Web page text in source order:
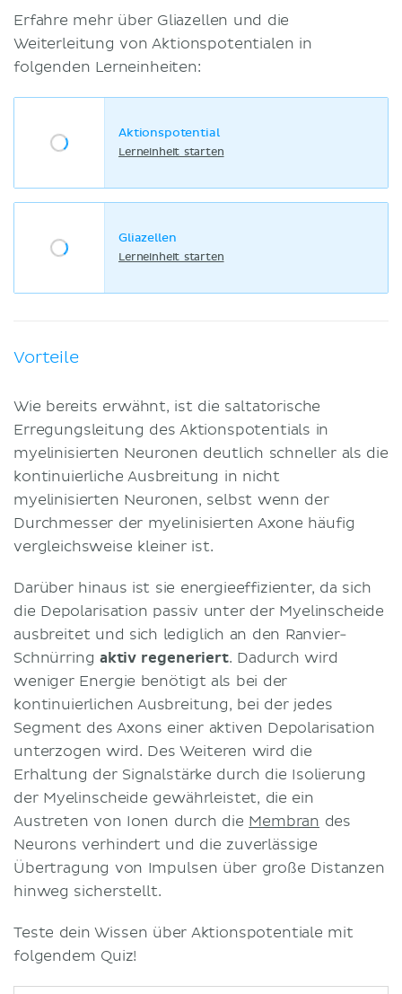
Erfahre mehr über Gliazellen und die
Weiterleitung von Aktionspotentialen in
folgenden Lerneinheiten:
Aktionspotential
Lerneinheit starten
Gliazellen
Lerneinheit starten
Vorteile
Wie bereits erwähnt, ist die saltatorische
Erregungsleitung des Aktionspotentials in
myelinisierten Neuronen deutlich schneller als die
kontinuierliche Ausbreitung in nicht
myelinisierten Neuronen, selbst wenn der
Durchmesser der myelinisierten Axone häufig
vergleichsweise kleiner ist.
Darüber hinaus ist sie energieeffizienter, da sich
die Depolarisation passiv unter der Myelinscheide
ausbreitet und sich lediglich an den Ranvier-
Schnürring aktiv regeneriert. Dadurch wird
weniger Energie benötigt als bei der
kontinuierlichen Ausbreitung, bei der jedes
Segment des Axons einer aktiven Depolarisation
unterzogen wird. Des Weiteren wird die
Erhaltung der Signalstärke durch die Isolierung
der Myelinscheide gewährleistet, die ein
Austreten von Ionen durch die Membran des
Neurons verhindert und die zuverlässige
Übertragung von Impulsen über große Distanzen
hinweg sicherstellt.
Teste dein Wissen über Aktionspotentiale mit
folgendem Quiz!